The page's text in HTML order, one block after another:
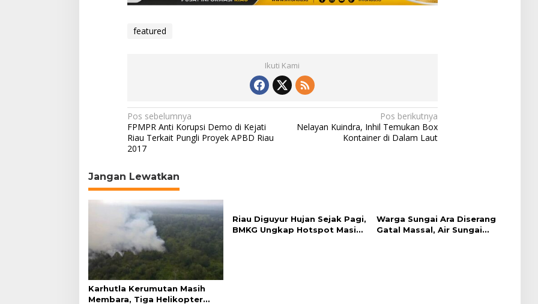
featured
Ikuti Kami
N
a
v
i
g
a
s
i
p
o
s
Pos sebelumnya
FPMPR Anti Korupsi Demo di Kejati
Riau Terkait Pungli Proyek APBD Riau
2017
Pos berikutnya
Nelayan Kuindra, Inhil Temukan Box
Kontainer di Dalam Laut
Jangan Lewatkan
Karhutla Kerumutan Masih
Membara, Tiga Helikopter
Riau Diguyur Hujan Sejak Pagi,
BMKG Ungkap Hotspot Masih
Warga Sungai Ara Diserang
Gatal Massal, Air Sungai